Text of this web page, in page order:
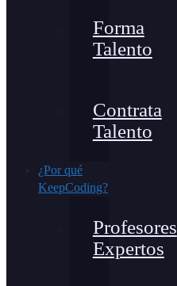
Forma
Talento
Contrata
Talento
¿Por qué
KeepCoding?
Profesores
Expertos